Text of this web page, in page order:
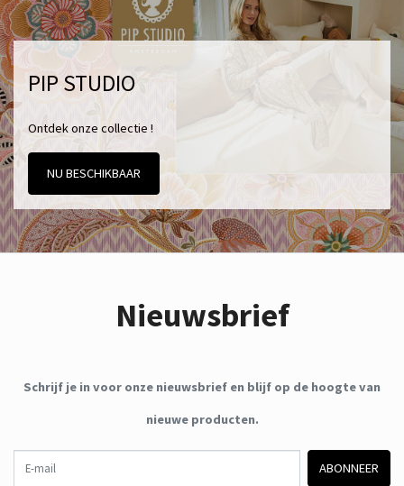
PIP STUDIO
Ontdek onze collectie !
NU BESCHIKBAAR
Nieuwsbrief
Schrijf je in voor onze nieuwsbrief en blijf op de hoogte van
nieuwe producten.
ABONNEER